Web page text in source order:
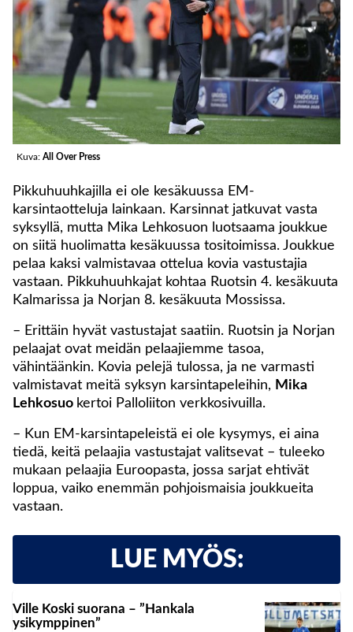
Kuva: All Over Press
Pikkuhuuhkajilla ei ole kesäkuussa EM-
karsintaotteluja lainkaan. Karsinnat jatkuvat vasta
syksyllä, mutta Mika Lehkosuon luotsaama joukkue
on siitä huolimatta kesäkuussa tositoimissa. Joukkue
pelaa kaksi valmistavaa ottelua kovia vastustajia
vastaan. Pikkuhuuhkajat kohtaa Ruotsin 4. kesäkuuta
Kalmarissa ja Norjan 8. kesäkuuta Mossissa.
– Erittäin hyvät vastustajat saatiin. Ruotsin ja Norjan
pelaajat ovat meidän pelaajiemme tasoa,
vähintäänkin. Kovia pelejä tulossa, ja ne varmasti
valmistavat meitä syksyn karsintapeleihin, Mika
Lehkosuo kertoi Palloliiton verkkosivuilla.
– Kun EM-karsintapeleistä ei ole kysymys, ei aina
tiedä, keitä pelaajia vastustajat valitsevat – tuleeko
mukaan pelaajia Euroopasta, jossa sarjat ehtivät
loppua, vaiko enemmän pohjoismaisia joukkueita
vastaan.
LUE MYÖS:
Ville Koski suorana – ”Hankala
ysikymppinen”